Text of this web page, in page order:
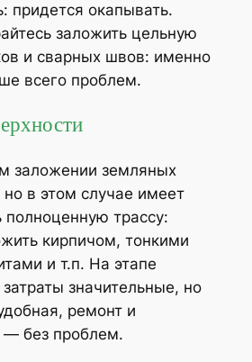
придется окапывать.
заложить цельную
и сварных швов: именно
всего проблем.
заложении земляных
в этом случае имеет
трассу:
кирпичом, тонкими
и т.п. На этапе
затраты значительные, но
ремонт и
— без проблем.